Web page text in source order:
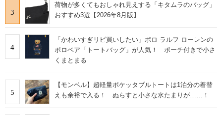
3
荷物が多くてもおしゃれ見えする「キタムラのバッグ」
おすすめ3選【2026年8月版】
4
「かわいすぎリピ買いしたい」ポロ ラルフ ローレンの
ポロベア「トートバッグ」が人気！ ポーチ付きで小さ
くまとまる
5
【モンベル】超軽量ポケッタブルトートは1泊分の着替
えも余裕で入る！ ぬらすと小さな水たまりが……！